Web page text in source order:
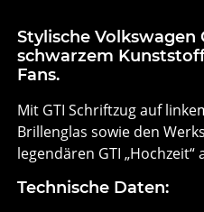
Stylische Volkswagen
schwarzem
Fans.
Mit GTI Schriftzug auf
Brillenglas sowie den
legendären GTI
Technische Daten: